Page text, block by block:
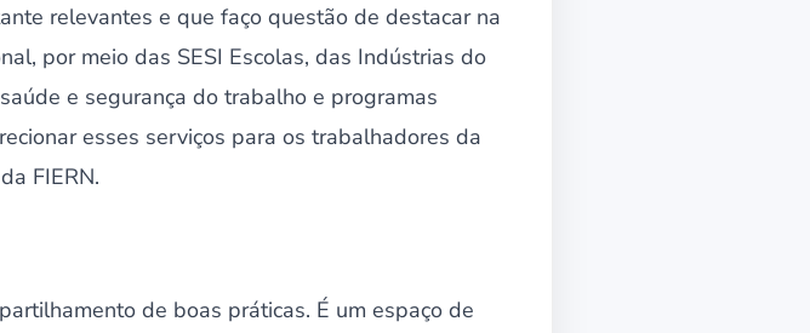
relevantes e que faço questão de destacar na
por meio das SESI Escolas, das Indústrias do
e segurança do trabalho e programas
esses serviços para os trabalhadores da
FIERN.
de boas práticas. É um espaço de